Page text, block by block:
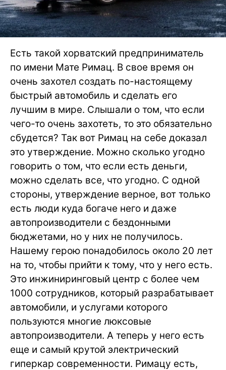
Есть такой хорватский предприниматель
по имени Мате Римац. В свое время он
очень захотел создать по-настоящему
быстрый автомобиль и сделать его
лучшим в мире. Слышали о том, что если
чего-то очень захотеть, то это обязательно
сбудется? Так вот Римац на себе доказал
это утверждение. Можно сколько угодно
говорить о том, что если есть деньги,
можно сделать все, что угодно. С одной
стороны, утверждение верное, вот только
есть люди куда богаче него и даже
автопроизводители с бездонными
бюджетами, но у них не получилось.
Нашему герою понадобилось около 20 лет
на то, чтобы прийти к тому, что у него есть.
Это инжиниринговый центр с более чем
1000 сотрудников, который разрабатывает
автомобили, и услугами которого
пользуются многие люксовые
автопроизводители. А теперь у него есть
еще и самый крутой электрический
гиперкар современности. Римацу есть,